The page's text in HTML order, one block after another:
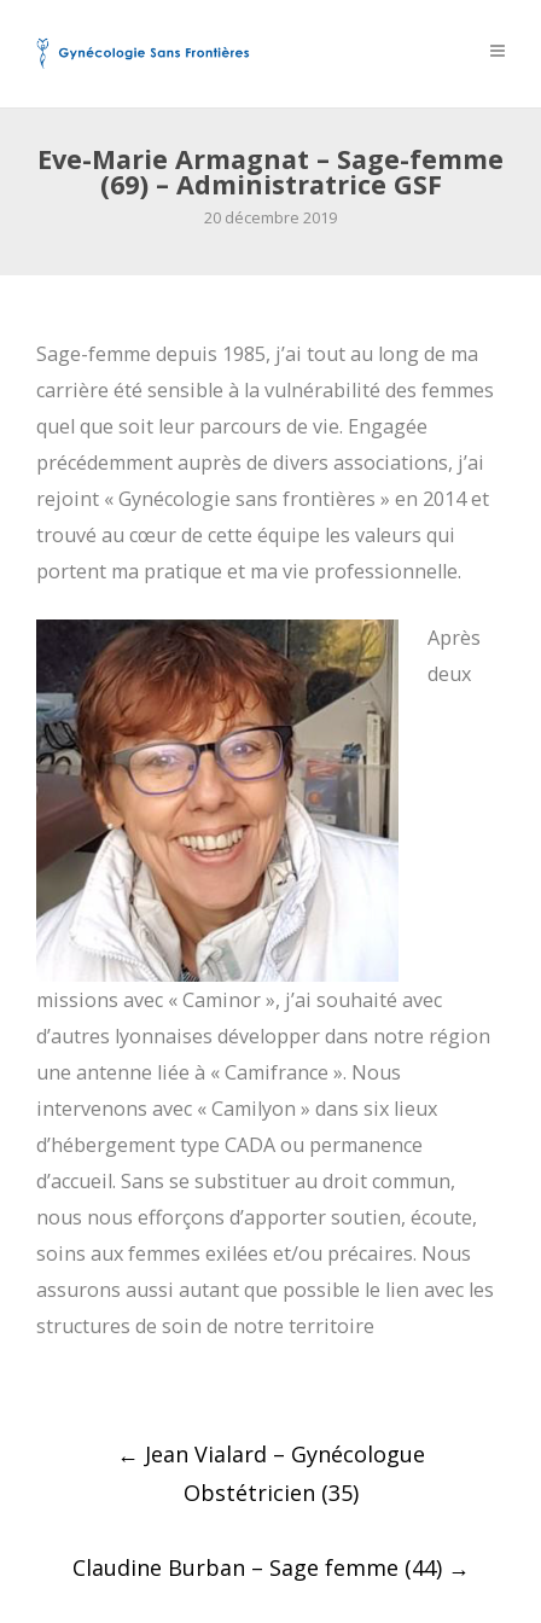
Eve-Marie Armagnat – Sage-femme
(69) – Administratrice GSF
20 décembre 2019
Sage-femme depuis 1985, j’ai tout au long de ma
carrière été sensible à la vulnérabilité des femmes
quel que soit leur parcours de vie. Engagée
précédemment auprès de divers associations, j’ai
rejoint « Gynécologie sans frontières » en 2014 et
trouvé au cœur de cette équipe les valeurs qui
portent ma pratique et ma vie professionnelle.
Après
deux
missions avec « Caminor », j’ai souhaité avec
d’autres lyonnaises développer dans notre région
une antenne liée à « Camifrance ». Nous
intervenons avec « Camilyon » dans six lieux
d’hébergement type CADA ou permanence
d’accueil. Sans se substituer au droit commun,
nous nous efforçons d’apporter soutien, écoute,
soins aux femmes exilées et/ou précaires. Nous
assurons aussi autant que possible le lien avec les
structures de soin de notre territoire
navigation
← Jean Vialard – Gynécologue
Obstétricien (35)
Claudine Burban – Sage femme (44) →